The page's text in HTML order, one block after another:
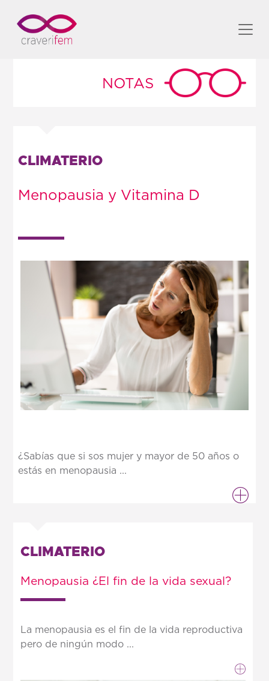
NOTAS
CLIMATERIO
Menopausia y Vitamina D
¿Sabías que si sos mujer y mayor de 50 años o
estás en menopausia ...
CLIMATERIO
Menopausia ¿El fin de la vida sexual?
La menopausia es el fin de la vida reproductiva
pero de ningún modo ...